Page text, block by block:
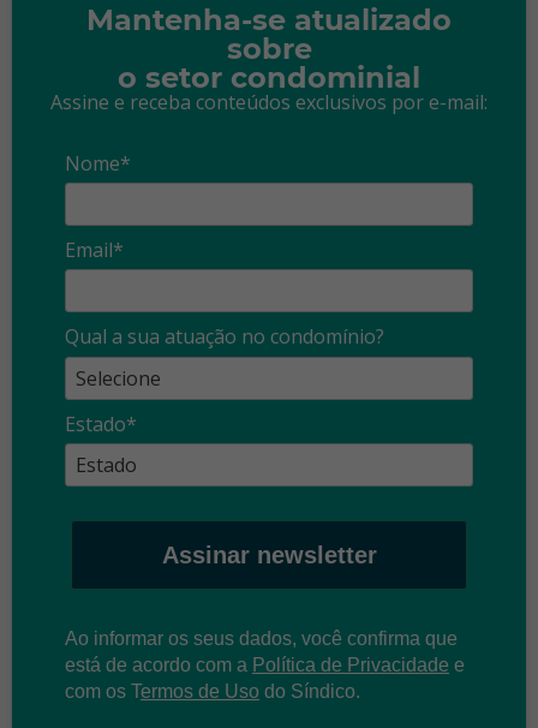
Mantenha-se atualizado
sobre
o setor condominial
Assine e receba conteúdos exclusivos por e-mail:
Nome*
Email*
Qual a sua atuação no condomínio?
Estado*
Assinar newsletter
Ao informar os seus dados, você confirma que
está de acordo com a Política de Privacidade e
com os Termos de Uso do Síndico.